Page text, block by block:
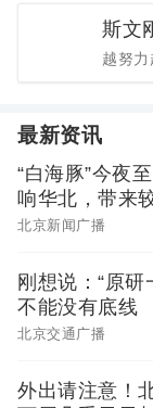
斯文
越努力
最新资讯
“白海豚”今夜
响华北，带来
北京新闻广播
刚想说：“原
不能没有底线
北京交通广播
外出请注意！